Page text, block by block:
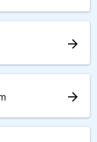
arrow_forward
arrow_forward